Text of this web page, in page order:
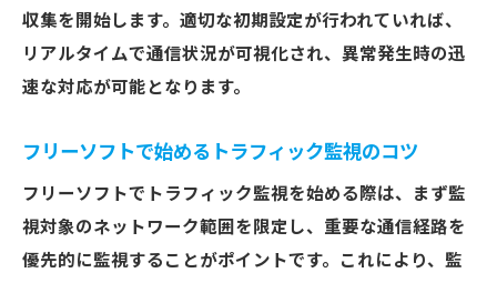
収集を開始します。適切な初期設定が行われていれば、
リアルタイムで通信状況が可視化され、異常発生時の迅
速な対応が可能となります。
フリーソフトで始めるトラフィック監視のコツ
フリーソフトでトラフィック監視を始める際は、まず監
視対象のネットワーク範囲を限定し、重要な通信経路を
優先的に監視することがポイントです。これにより、監